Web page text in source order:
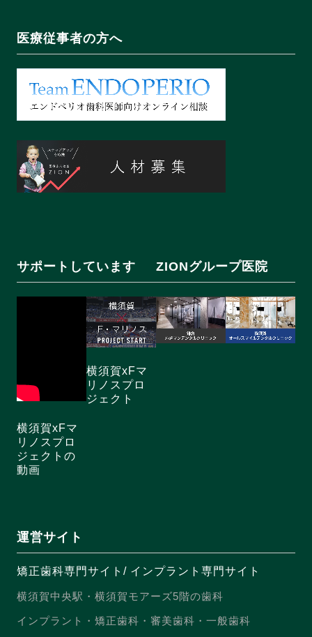
医療従事者の方へ
サポートしています
横須賀xFマ
リノスプロ
ジェクトの
動画
横須賀xFマ
リノスプロ
ジェクト
ZIONグループ医院
運営サイト
矯正歯科専門サイト / インプラント専門サイト
横須賀中央駅・横須賀モアーズ5階の歯科
インプラント・矯正歯科・審美歯科・一般歯科